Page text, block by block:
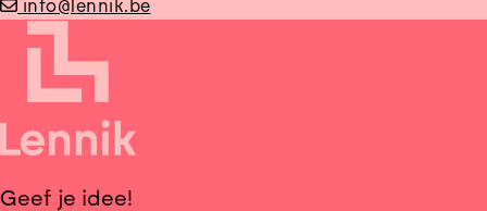
info@lennik.be
Geef je idee!